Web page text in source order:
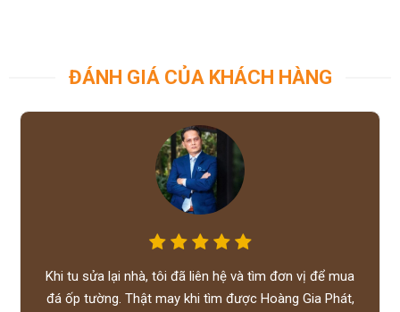
ĐÁNH GIÁ CỦA KHÁCH HÀNG
Khi tu sửa lại nhà, tôi đã liên hệ và tìm đơn vị để mua
đá ốp tường. Thật may khi tìm được Hoàng Gia Phát,